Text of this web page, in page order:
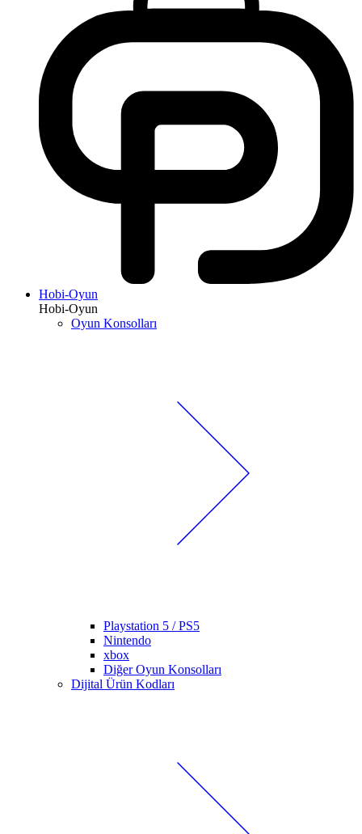
Hobi-Oyun
Hobi-Oyun
Oyun Konsolları
Playstation 5 / PS5
Nintendo
xbox
Diğer Oyun Konsolları
Dijital Ürün Kodları